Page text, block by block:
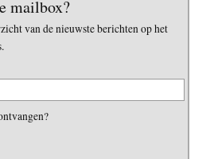
mailbox?
van de nieuwste berichten op het